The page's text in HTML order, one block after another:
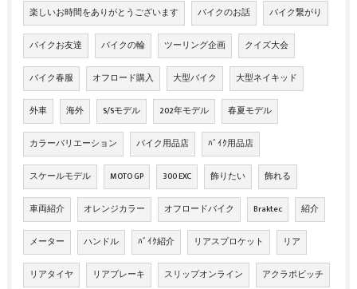
楽しいお時間をありがとうございます バイクのお話 バイク繋がり
バイクお友達 バイクの輪 ツーリング企画 クイズ大会
バイク春服 オフロード購入 大型バイク 大型ネイキッド
外車 海外 S/Sモデル 202年モデル 春夏モデル
カラーバリエーション バイク用品店 ﾊﾞｲｸ用品店
スケールモデル MOTO GP 300 EXC 飾りたい 飾れる
車両紹介 オレンジカラー オフロードバイク Braktec 紹介
メーター ハンドル ﾊﾞｲｸ紹介 リアスプロケット リア
リアタイヤ リアブレーキ スリップオンライン アクラポビッチ